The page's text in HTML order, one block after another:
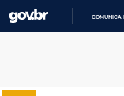
COMUNICA